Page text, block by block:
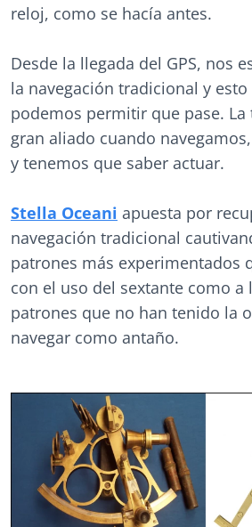
reloj, como se hacía antes.
Desde la llegada del GPS, nos
la navegación tradicional y
podemos permitir que pase. La
gran aliado cuando
y tenemos que saber actuar.
Stella Oceani apuesta por
navegación tradicional
patrones más experimentados
con el uso del sextante como a
patrones que no han tenido la
navegar como antaño.